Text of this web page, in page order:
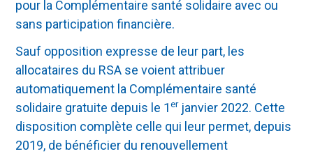
pour la Complémentaire santé solidaire avec ou
sans participation financière.
Sauf opposition expresse de leur part, les
allocataires du RSA se voient attribuer
automatiquement la Complémentaire santé
solidaire gratuite depuis le 1erjanvier 2022. Cette
disposition complète celle qui leur permet, depuis
2019, de bénéficier du renouvellement